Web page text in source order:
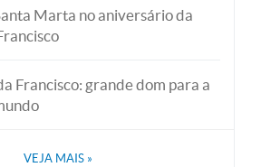
Marta no aniversário da
Francisco: grande dom para a
VEJA MAIS »